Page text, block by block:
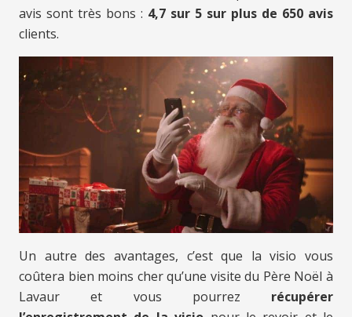
avis sont très bons : 4,7 sur 5 sur plus de 650 avis
clients.
Un autre des avantages, c’est que la visio vous
coûtera bien moins cher qu’une visite du Père Noël à
Lavaur et vous pourrez récupérer